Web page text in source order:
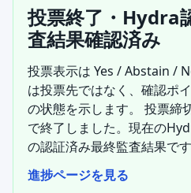
投票終了・Hydra
査結果確認済み
投票表示は Yes / Abstain /
は投票先ではなく、確認ポ
の状態を示します。 投票締
で終了しました。現在の
の認証済み最終監査結果です
進捗ページを見る